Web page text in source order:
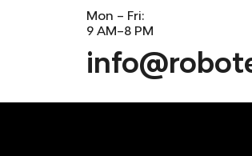
Mon – Fri:
9 AM–8 PM